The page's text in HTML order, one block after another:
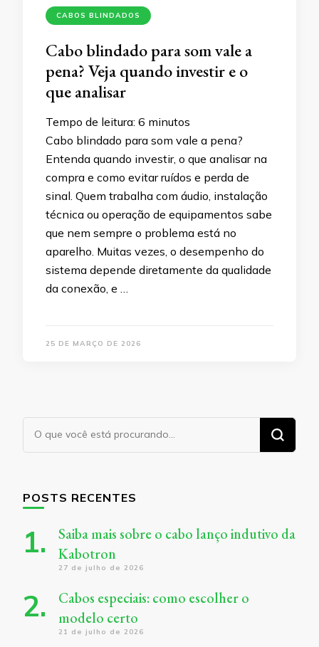
CABOS BLINDADOS
Cabo blindado para som vale a
pena? Veja quando investir e o
que analisar
Tempo de leitura: 6 minutos
Cabo blindado para som vale a pena?
Entenda quando investir, o que analisar na
compra e como evitar ruídos e perda de
sinal. Quem trabalha com áudio, instalação
técnica ou operação de equipamentos sabe
que nem sempre o problema está no
aparelho. Muitas vezes, o desempenho do
sistema depende diretamente da qualidade
da conexão, e …
25 DE MARÇO DE 2026
Procurando
algo?
POSTS RECENTES
Saiba mais sobre o cabo lanço indutivo da
Kabotron
27 de julho de 2026
Cabos especiais: como escolher o
modelo certo
21 de julho de 2026